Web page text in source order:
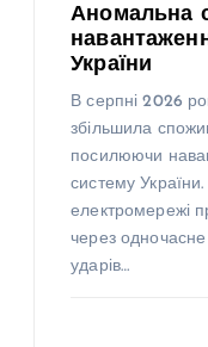
Аномальна
України
В серпні 2026
збільшила
посилюючи
систему
електромережі
через одночасне
ударів…